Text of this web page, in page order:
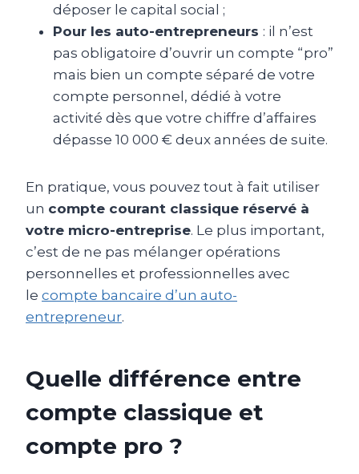
déposer le capital social ;
Pour les auto-entrepreneurs : il n’est
pas obligatoire d’ouvrir un compte “pro”
mais bien un compte séparé de votre
compte personnel, dédié à votre
activité dès que votre chiffre d’affaires
dépasse 10 000 € deux années de suite.
En pratique, vous pouvez tout à fait utiliser
un compte courant classique réservé à
votre micro-entreprise. Le plus important,
c’est de ne pas mélanger opérations
personnelles et professionnelles avec
le compte bancaire d’un auto-
entrepreneur.
Quelle différence entre
compte classique et
compte pro ?